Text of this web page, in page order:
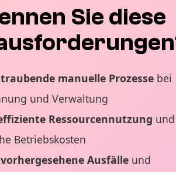
Sie diese
manuelle Prozessebei
und Verwaltung
Ressourcennutzung und
Betriebskosten
Ausfälleund